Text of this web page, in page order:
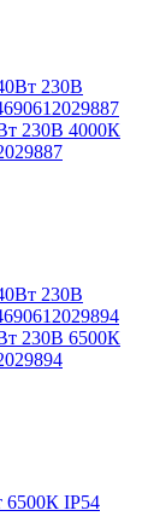
230В 4000К
230В 6500К